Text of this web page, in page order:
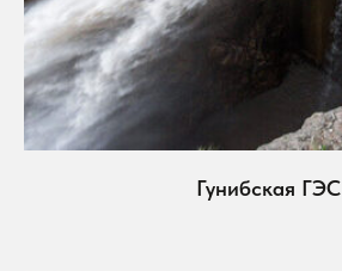
Гунибская ГЭС